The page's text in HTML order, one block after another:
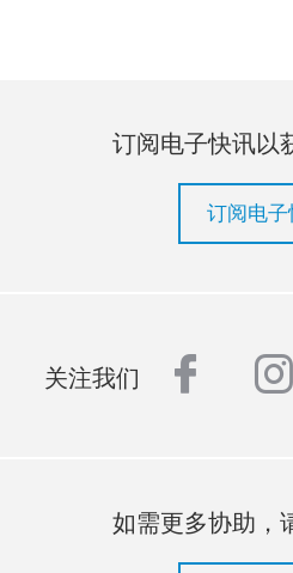
订阅电子快讯以
订阅电子
关注我们
如需更多协助，